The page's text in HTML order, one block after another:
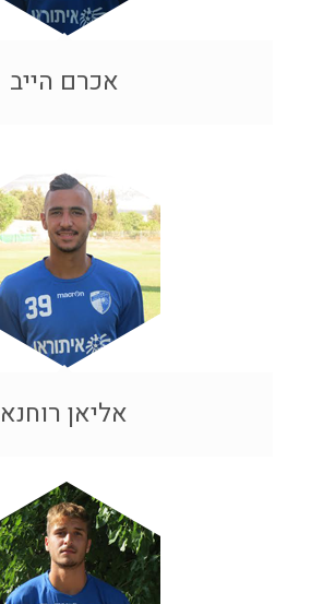
אכרם הייב
אליאן רוחנא